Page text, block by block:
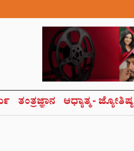
ತಂತ್ರಜ್ಞಾನ ಆಧ್ಯಾತ್ಮ- ಜ್ಯೋತಿಷ್ಯ